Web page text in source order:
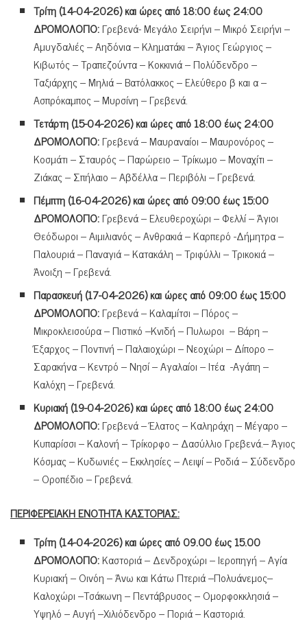
Τρίτη (14-04-2026) και ώρες από 18:00 έως 24:00
ΔΡΟΜΟΛΟΓΙΟ:Γρεβενά- Μεγάλο Σειρήνι – Μικρό Σειρήνι –
Αμυγδαλιές – Αηδόνια – Κληματάκι – Άγιος Γεώργιος –
Κιβωτός – Τραπεζούντα – Κοκκινιά – Πολύδενδρο –
Ταξιάρχης – Μηλιά – Βατόλακκος – Ελεύθερο β και α –
Ασπρόκαμπος – Μυρσίνη – Γρεβενά.
Τετάρτη (15-04-2026) και ώρες από 18:00 έως 24:00
ΔΡΟΜΟΛΟΓΙΟ:Γρεβενά – Μαυραναίοι – Μαυρονόρος –
Κοσμάτι – Σταυρός – Παρώρειο – Τρίκωμο – Μοναχίτι –
Ζιάκας – Σπήλαιο – Αβδέλλα – Περιβόλι – Γρεβενά.
Πέμπτη (16-04-2026) και ώρες από 09:00 έως 15:00
ΔΡΟΜΟΛΟΓΙΟ:Γρεβενά – Ελευθεροχώρι – Φελλί – Άγιοι
Θεόδωροι – Αιμιλιανός – Ανθρακιά – Καρπερό -Δήμητρα –
Παλουριά – Παναγιά – Κατακάλη – Τριφύλλι – Τρικοκιά –
Άνοιξη – Γρεβενά.
Παρασκευή (17-04-2026) και ώρες από 09:00 έως 15:00
ΔΡΟΜΟΛΟΓΙΟ:Γρεβενά – Καλαμίτσι – Πόρος –
Μικροκλεισούρα – Πιστικό –Κνιδή – Πυλωροι – Βάρη –
Έξαρχος – Ποντινή – Παλαιοχώρι – Νεοχώρι – Δίπορο –
Σαρακήνα – Κεντρό – Νησί – Αγαλαίοι – Ιτέα -Αγάπη –
Καλόχη – Γρεβενά.
Κυριακή (19-04-2026) και ώρες από 18:00 έως 24:00
ΔΡΟΜΟΛΟΓΙΟ:Γρεβενά – Έλατος – Καληράχη – Μέγαρο –
Κυπαρίσσι – Καλονή – Τρίκορφο – Δασύλλιο Γρεβενά.– Άγιος
Κόσμας – Κυδωνιές – Εκκλησίες – Λειψί – Ροδιά – Σύδενδρο
– Οροπέδιο – Γρεβενά.
ΠΕΡΙΦΕΡΕΙΑΚΗ ΕΝΟΤΗΤΑ ΚΑΣΤΟΡΙΑΣ:
Τρίτη (14-04-2026)και ώρες από 09.00 έως 15.00
ΔΡΟΜΟΛΟΓΙΟ:Καστοριά – Δενδροχώρι – Ιεροπηγή – Αγία
Κυριακή – Οινόη – Άνω και Κάτω Πτεριά –Πολυάνεμος–
Καλοχώρι –Τσάκωνη – Πεντάβρυσος – Ομορφοκκλησιά –
Υψηλό – Αυγή –Χιλιόδενδρο – Ποριά – Καστοριά.